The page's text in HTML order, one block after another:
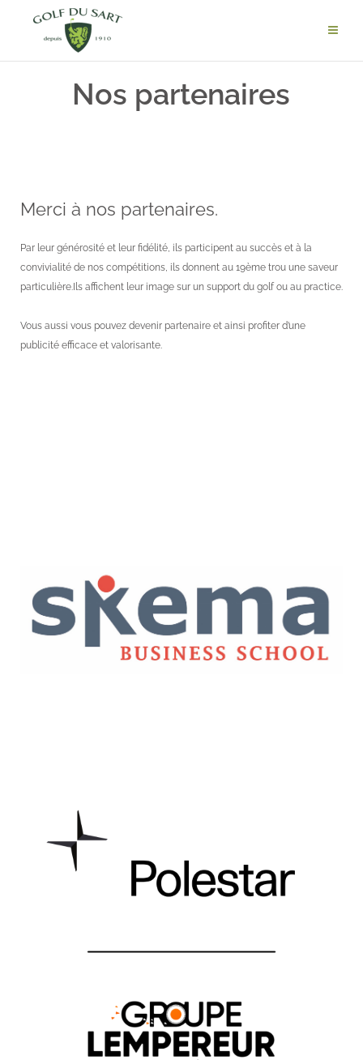
Nos partenaires
Merci à nos partenaires.
Par leur générosité et leur fidélité, ils participent au succès et à la
convivialité de nos compétitions, ils donnent au 19ème trou une saveur
particulière. Ils affichent leur image sur un support du golf ou au practice.
Vous aussi vous pouvez devenir partenaire et ainsi profiter d’une
publicité efficace et valorisante.